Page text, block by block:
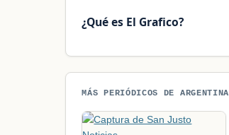
¿Qué es El Grafico?
MÁS PERIÓDICOS DE ARGENTINA